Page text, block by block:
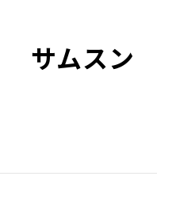
サムスン